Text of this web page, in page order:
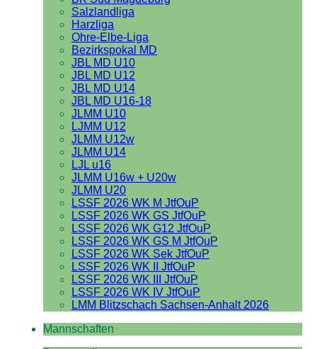
Salzlandliga
Harzliga
Ohre-Elbe-Liga
Bezirkspokal MD
JBL MD U10
JBL MD U12
JBL MD U14
JBL MD U16-18
JLMM U10
LJMM U12
JLMM U12w
JLMM U14
LJL u16
JLMM U16w + U20w
JLMM U20
LSSF 2026 WK M JtfOuP
LSSF 2026 WK GS JtfOuP
LSSF 2026 WK G12 JtfOuP
LSSF 2026 WK GS M JtfOuP
LSSF 2026 WK Sek JtfOuP
LSSF 2026 WK II JtfOuP
LSSF 2026 WK III JtfOuP
LSSF 2026 WK IV JtfOuP
LMM Blitzschach Sachsen-Anhalt 2026
Mannschaften